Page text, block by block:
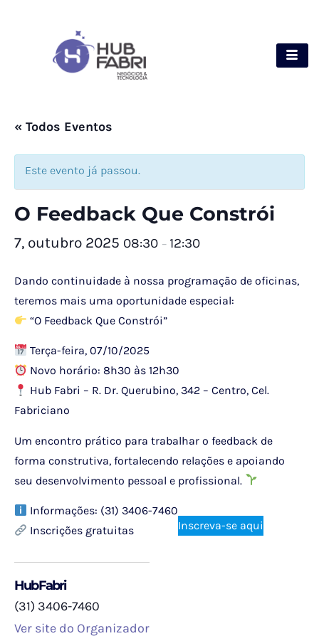
« Todos Eventos
Este evento já passou.
O Feedback Que Constrói
7, outubro 2025 08:30 – 12:30
Dando continuidade à nossa programação de oficinas,
teremos mais uma oportunidade especial:
“O Feedback Que Constrói”
Terça-feira, 07/10/2025
Novo horário: 8h30 às 12h30
Hub Fabri – R. Dr. Querubino, 342 – Centro, Cel.
Fabriciano
Um encontro prático para trabalhar o feedback de
forma construtiva, fortalecendo relações e apoiando
seu desenvolvimento pessoal e profissional.
Informações: (31) 3406-7460
Inscrições gratuitas
Inscreva-se aqui
HubFabri
(31) 3406-7460
Ver site do Organizador